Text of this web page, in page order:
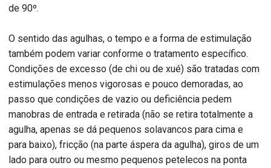
de 90º.
O sentido das agulhas, o tempo e a forma de estimulação
também podem variar conforme o tratamento específico.
Condições de excesso (de chi ou de xué) são tratadas com
estimulações menos vigorosas e pouco demoradas, ao
passo que condições de vazio ou deficiência pedem
manobras de entrada e retirada (não se retira totalmente a
agulha, apenas se dá pequenos solavancos para cima e
para baixo), fricção (na parte áspera da agulha), giros de um
lado para outro ou mesmo pequenos petelecos na ponta